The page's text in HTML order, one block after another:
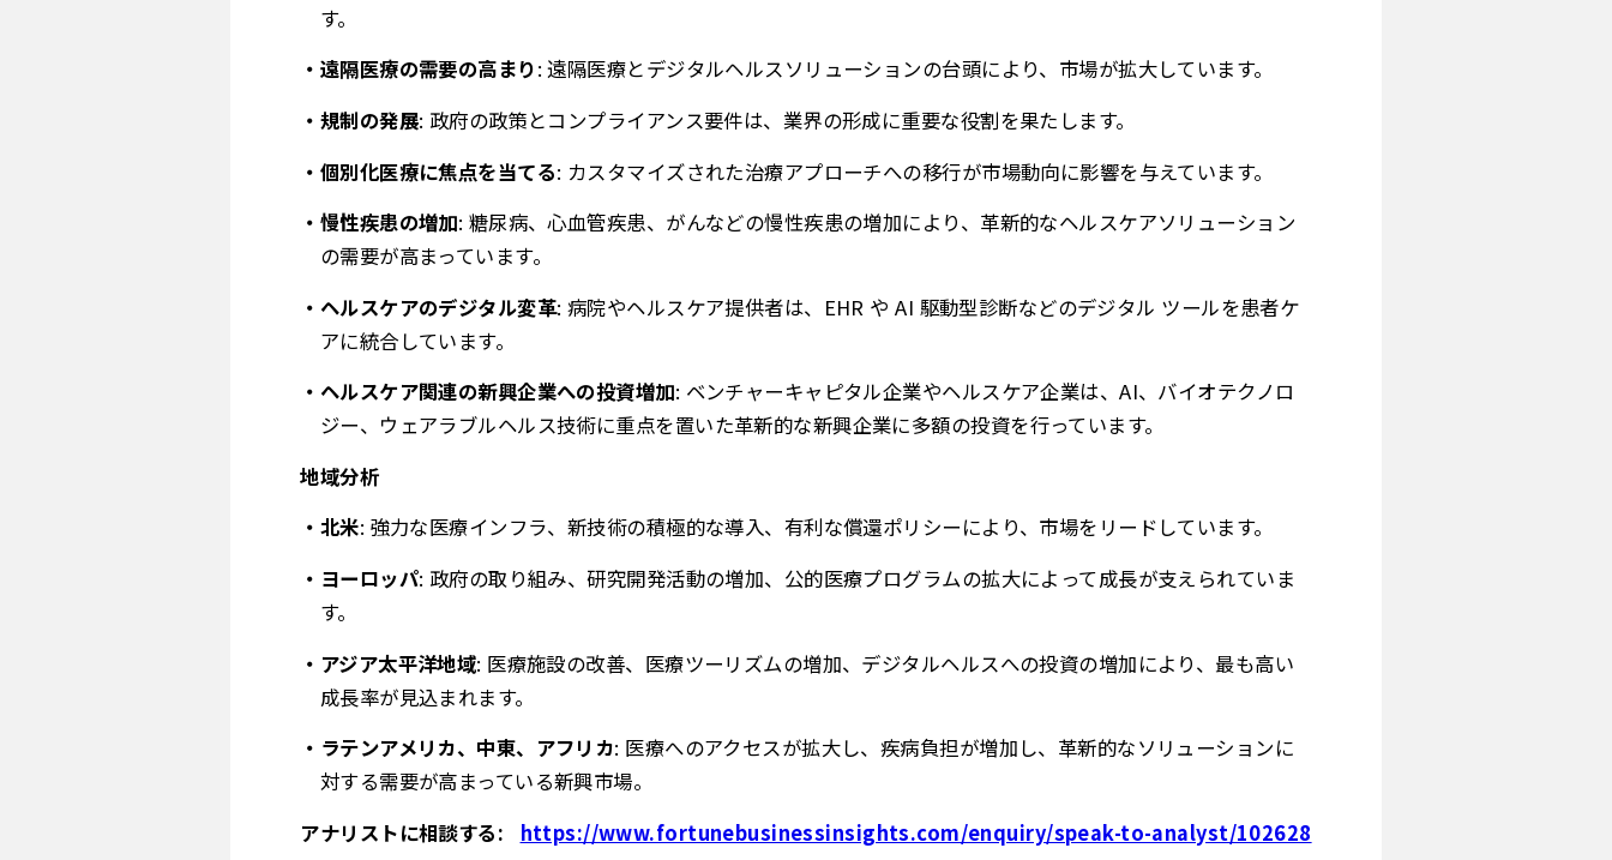
す。
遠隔医療の需要の高まり: 遠隔医療とデジタルヘルスソリューションの台頭により、市場が拡大しています。
規制の発展: 政府の政策とコンプライアンス要件は、業界の形成に重要な役割を果たします。
個別化医療に焦点を当てる: カスタマイズされた治療アプローチへの移行が市場動向に影響を与えています。
慢性疾患の増加: 糖尿病、心血管疾患、がんなどの慢性疾患の増加により、革新的なヘルスケアソリューション
の需要が高まっています。
ヘルスケアのデジタル変革: 病院やヘルスケア提供者は、EHR や AI 駆動型診断などのデジタル ツールを患者ケ
アに統合しています。
ヘルスケア関連の新興企業への投資増加: ベンチャーキャピタル企業やヘルスケア企業は、AI、バイオテクノロ
ジー、ウェアラブルヘルス技術に重点を置いた革新的な新興企業に多額の投資を行っています。
地域分析
北米: 強力な医療インフラ、新技術の積極的な導入、有利な償還ポリシーにより、市場をリードしています。
ヨーロッパ: 政府の取り組み、研究開発活動の増加、公的医療プログラムの拡大によって成長が支えられていま
す。
アジア太平洋地域: 医療施設の改善、医療ツーリズムの増加、デジタルヘルスへの投資の増加により、最も高い
成長率が見込まれます。
ラテンアメリカ、中東、アフリカ: 医療へのアクセスが拡大し、疾病負担が増加し、革新的なソリューションに
対する需要が高まっている新興市場。
アナリストに相談する:
https://www.fortunebusinessinsights.com/enquiry/speak-to-analyst/102628